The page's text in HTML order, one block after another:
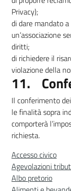
Privacy);
di dare mandato a
un’associazione
diritti;
di richiedere il
violazione della
11.
Il conferimento
le finalità sopra
comporterà
richiesta.
Accesso civico
Agevolazioni
Albo pretorio